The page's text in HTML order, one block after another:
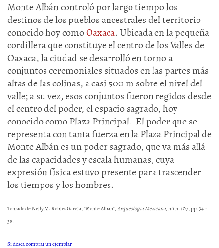
Monte Albáncontroló por largo tiempo los
destinos de los pueblos ancestrales del territorio
conocido hoy comoOaxaca. Ubicada en la pequeña
cordillera que constituye el centro de los Valles de
Oaxaca, la ciudad se desarrolló en torno a
conjuntos ceremoniales situados en las partes más
altas de las colinas, a casi 500 m sobre el nivel del
valle; a su vez, esos conjuntos fueron regidos desde
el centro del poder, el espacio sagrado, hoy
conocido como Plaza Principal. El poder que se
representa con tanta fuerza en la Plaza Principal de
Monte Albán es un poder sagrado, que va más allá
de las capacidades y escala humanas, cuya
expresión física estuvo presente para trascender
los tiempos y los hombres.
Tomado de Nelly M. Robles García, ”Monte Albán”,Arqueología Mexicana, núm. 107, pp. 34 -
38.
Si desea comprar un ejemplar